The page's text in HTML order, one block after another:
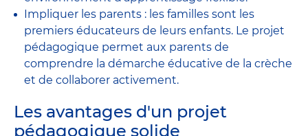
Impliquer les parents : les familles sont les
premiers éducateurs de leurs enfants. Le projet
pédagogique permet aux parents de
comprendre la démarche éducative de la crèche
et de collaborer activement.
Les avantages d'un projet
pédagogique solide